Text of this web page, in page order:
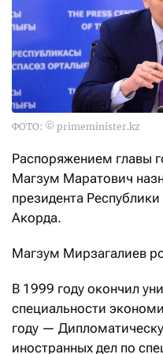
ФОТО: © primeminister.kz
Распоряжением главы
Магзум Маратович
президента Республики
Акорда.
Магзум Мирзагалиев
В 1999 году окончил
специальности
году —
иностранных дел по